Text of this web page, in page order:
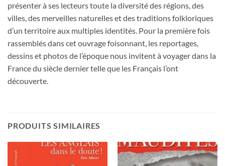
présenter à ses lecteurs toute la diversité des régions, des
villes, des merveilles naturelles et des traditions folkloriques
d’un territoire aux multiples identités. Pour la première fois
rassemblés dans cet ouvrage foisonnant, les reportages,
dessins et photos de l’époque nous invitent à voyager dans la
France du siècle dernier telle que les Français l’ont
découverte.
PRODUITS SIMILAIRES